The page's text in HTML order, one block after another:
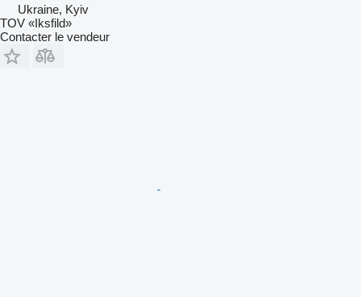
Ukraine, Kyiv
TOV «Iksfild»
Contacter le vendeur